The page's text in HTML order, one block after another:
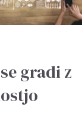
gradi z